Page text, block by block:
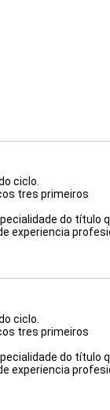
ciclo.
tres primeiros
do título
experiencia
ciclo.
tres primeiros
do título
experiencia